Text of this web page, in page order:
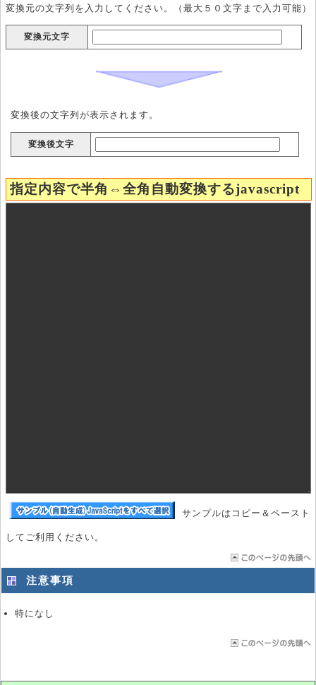
変換元の文字列を入力してください。（最大５０文字まで入力可能）
変換元文字
変換後の文字列が表示されます。
変換後文字
指定内容で半角⇔全角自動変換するjavascript
サンプルはコピー＆ペースト
してご利用ください。
注意事項
特になし